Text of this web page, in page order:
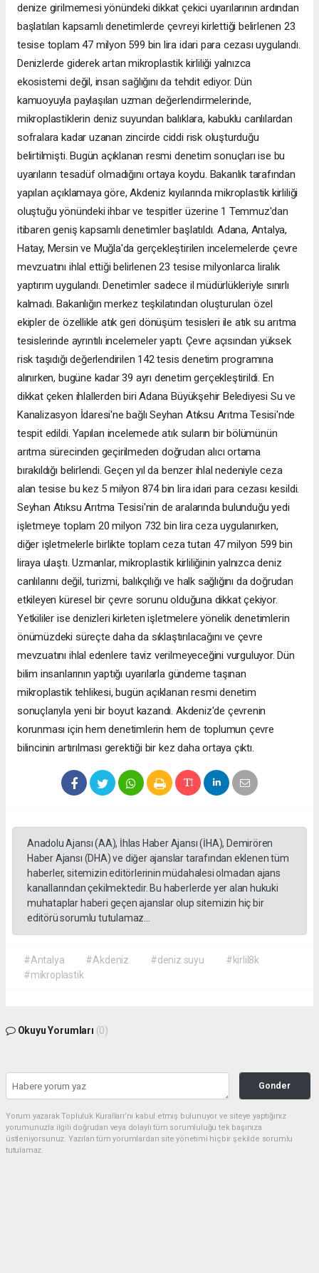
denize girilmemesi yönündeki dikkat çekici uyarılarının ardından
başlatılan kapsamlı denetimlerde çevreyi kirlettiği belirlenen 23
tesise toplam 47 milyon 599 bin lira idari para cezası uygulandı.
Denizlerde giderek artan mikroplastik kirliliği yalnızca
ekosistemi değil, insan sağlığını da tehdit ediyor. Dün
kamuoyuyla paylaşılan uzman değerlendirmelerinde,
mikroplastiklerin deniz suyundan balıklara, kabuklu canlılardan
sofralara kadar uzanan zincirde ciddi risk oluşturduğu
belirtilmişti. Bugün açıklanan resmi denetim sonuçları ise bu
uyarıların tesadüf olmadığını ortaya koydu. Bakanlık tarafından
yapılan açıklamaya göre, Akdeniz kıyılarında mikroplastik kirliliği
oluştuğu yönündeki ihbar ve tespitler üzerine 1 Temmuz'dan
itibaren geniş kapsamlı denetimler başlatıldı. Adana, Antalya,
Hatay, Mersin ve Muğla'da gerçekleştirilen incelemelerde çevre
mevzuatını ihlal ettiği belirlenen 23 tesise milyonlarca liralık
yaptırım uygulandı. Denetimler sadece il müdürlükleriyle sınırlı
kalmadı. Bakanlığın merkez teşkilatından oluşturulan özel
ekipler de özellikle atık geri dönüşüm tesisleri ile atık su arıtma
tesislerinde ayrıntılı incelemeler yaptı. Çevre açısından yüksek
risk taşıdığı değerlendirilen 142 tesis denetim programına
alınırken, bugüne kadar 39 ayrı denetim gerçekleştirildi. En
dikkat çeken ihlallerden biri Adana Büyükşehir Belediyesi Su ve
Kanalizasyon İdaresi'ne bağlı Seyhan Atıksu Arıtma Tesisi'nde
tespit edildi. Yapılan incelemede atık suların bir bölümünün
arıtma sürecinden geçirilmeden doğrudan alıcı ortama
bırakıldığı belirlendi. Geçen yıl da benzer ihlal nedeniyle ceza
alan tesise bu kez 5 milyon 874 bin lira idari para cezası kesildi.
Seyhan Atıksu Arıtma Tesisi'nin de aralarında bulunduğu yedi
işletmeye toplam 20 milyon 732 bin lira ceza uygulanırken,
diğer işletmelerle birlikte toplam ceza tutarı 47 milyon 599 bin
liraya ulaştı. Uzmanlar, mikroplastik kirliliğinin yalnızca deniz
canlılarını değil, turizmi, balıkçılığı ve halk sağlığını da doğrudan
etkileyen küresel bir çevre sorunu olduğuna dikkat çekiyor.
Yetkililer ise denizleri kirleten işletmelere yönelik denetimlerin
önümüzdeki süreçte daha da sıklaştırılacağını ve çevre
mevzuatını ihlal edenlere taviz verilmeyeceğini vurguluyor. Dün
bilim insanlarının yaptığı uyarılarla gündeme taşınan
mikroplastik tehlikesi, bugün açıklanan resmi denetim
sonuçlarıyla yeni bir boyut kazandı. Akdeniz'de çevrenin
korunması için hem denetimlerin hem de toplumun çevre
bilincinin artırılması gerektiği bir kez daha ortaya çıktı.
Anadolu Ajansı (AA), İhlas Haber Ajansı (İHA), Demirören
Haber Ajansı (DHA) ve diğer ajanslar tarafından eklenen tüm
haberler, sitemizin editörlerinin müdahalesi olmadan ajans
kanallarından çekilmektedir. Bu haberlerde yer alan hukuki
muhataplar haberi geçen ajanslar olup sitemizin hiç bir
editörü sorumlu tutulamaz...
#Antalya #Akdeniz #deniz suyu
#kirlil8k
#mikroplastik
Okuyu Yorumları (0)
Gonder
Yorum yazarak Topluluk Kuralları’nı kabul etmiş bulunuyor ve siteye yaptığınız
yorumunuzla ilgili doğrudan veya dolaylı tüm sorumluluğu tek başınıza
üstleniyorsunuz. Yazılan tüm yorumlardan site yönetimi hiçbir şekilde sorumlu
tutulamaz.